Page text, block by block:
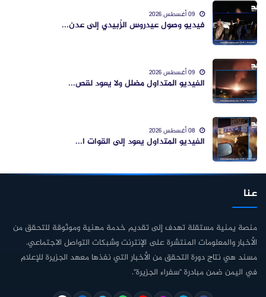
فيديو وصول عيدروس الزُبيدي إلى عدن...
الفيديو المتداول مضلل ولا يعود لقص...
الفيديو المتداول يعود إلى القوات ا...
عنا
منصة يمنية مستقلة تهدف إلى تقديم خدمة مهنية وموثوقة للتحقق من
الأخبار والمعلومات المنتشرة على الإنترنت وشبكات التواصل الاجتماعي.
مسند هي نتاج دورة التحقق من الأخبار التي نفذها معهد الجزيرة للإعلام
في اليمن ضمن مبادرة "سفراء الجزيرة".